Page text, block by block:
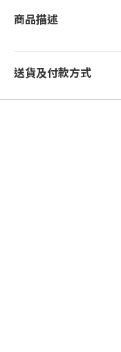
商品描述
送貨及付款方式